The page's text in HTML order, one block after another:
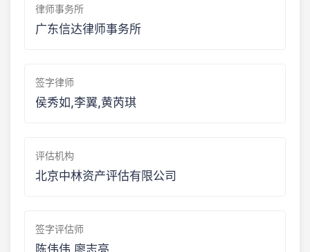
律师事务所
广东信达律师事务所
签字律师
侯秀如,李翼,黄芮琪
评估机构
北京中林资产评估有限公司
签字评估师
陈伟伟,廖志亮